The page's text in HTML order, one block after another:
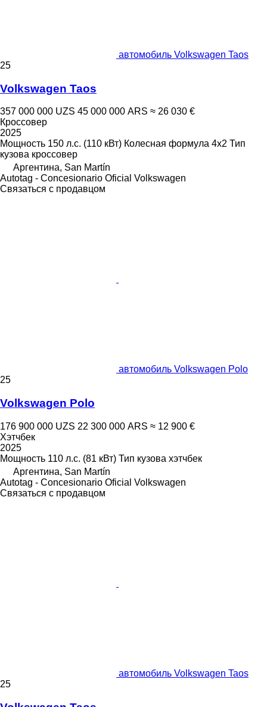
автомобиль Volkswagen Taos
25
Volkswagen Taos
357 000 000 UZS 45 000 000 ARS ≈ 26 030 €
Кроссовер
2025
Мощность 150 л.с. (110 кВт) Колесная формула 4x2 Тип
кузова кроссовер
Аргентина, San Martín
Autotag - Concesionario Oficial Volkswagen
Связаться с продавцом
автомобиль Volkswagen Polo
25
Volkswagen Polo
176 900 000 UZS 22 300 000 ARS ≈ 12 900 €
Хэтчбек
2025
Мощность 110 л.с. (81 кВт) Тип кузова хэтчбек
Аргентина, San Martín
Autotag - Concesionario Oficial Volkswagen
Связаться с продавцом
автомобиль Volkswagen Taos
25